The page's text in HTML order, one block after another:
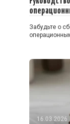
Забудьте о
16.03.2026